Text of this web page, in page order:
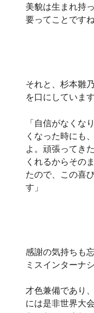
美貌は生まれ持
要ってことですね
それと、杉本雛
を口にしています
「自信がなくな
くなった時にも
よ。頑張ってき
くれるからその
たので、この喜
す」
感謝の気持ちも
ミスインターナ
才色兼備であり
には是非世界大